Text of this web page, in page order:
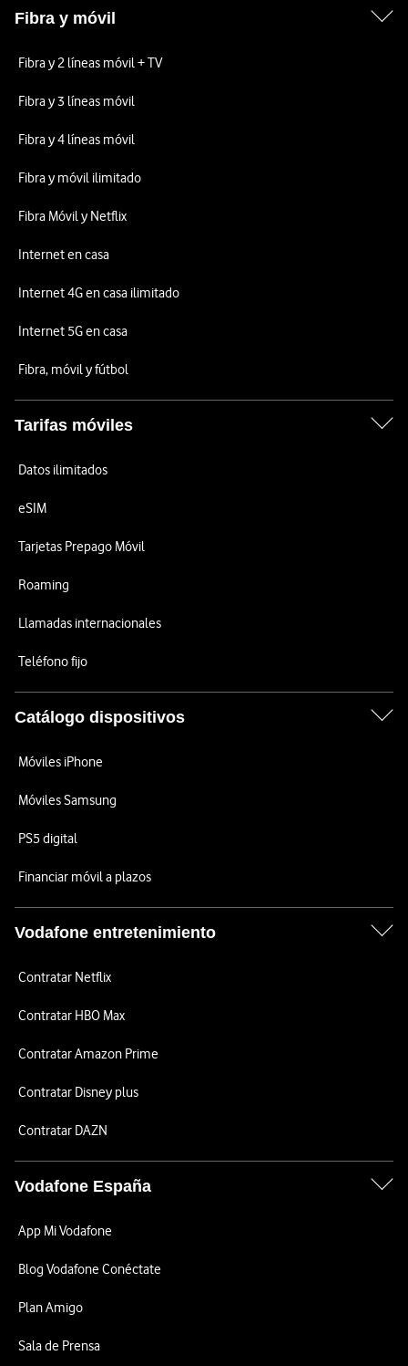
Fibra y móvil
Fibra y 2 líneas móvil + TV
Fibra y 3 líneas móvil
Fibra y 4 líneas móvil
Fibra y móvil ilimitado
Fibra Móvil y Netflix
Internet en casa
Internet 4G en casa ilimitado
Internet 5G en casa
Fibra, móvil y fútbol
Tarifas móviles
Datos ilimitados
eSIM
Tarjetas Prepago Móvil
Roaming
Llamadas internacionales
Teléfono fijo
Catálogo dispositivos
Móviles iPhone
Móviles Samsung
PS5 digital
Financiar móvil a plazos
Vodafone entretenimiento
Contratar Netflix
Contratar HBO Max
Contratar Amazon Prime
Contratar Disney plus
Contratar DAZN
Vodafone España
App Mi Vodafone
Blog Vodafone Conéctate
Plan Amigo
Sala de Prensa